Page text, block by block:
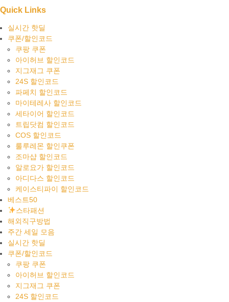
Quick Links
실시간 핫딜
쿠폰/할인코드
쿠팡 쿠폰
아이허브 할인코드
지그재그 쿠폰
24S 할인코드
파페치 할인코드
마이테레사 할인코드
세타이어 할인코드
트립닷컴 할인코드
COS 할인코드
룰루레몬 할인쿠폰
조마샵 할인코드
알로요가 할인코드
아디다스 할인코드
케이스티파이 할인코드
베스트50
스타패션
해외직구방법
주간 세일 모음
실시간 핫딜
쿠폰/할인코드
쿠팡 쿠폰
아이허브 할인코드
지그재그 쿠폰
24S 할인코드